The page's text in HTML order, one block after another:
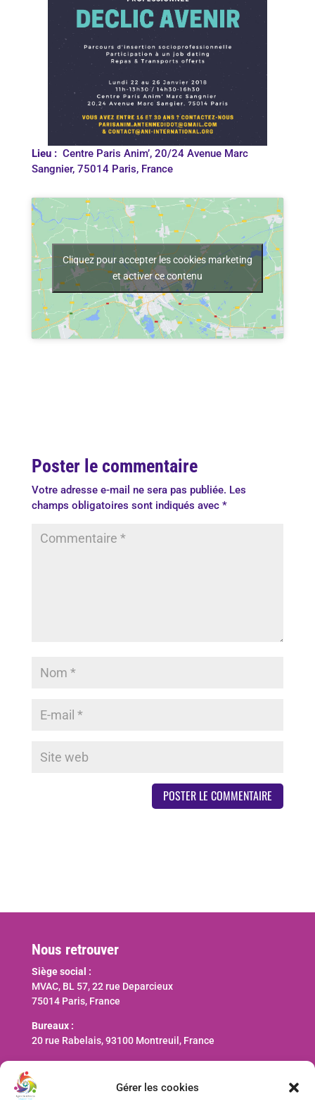
Gérer les cookies
Lieu :Centre Paris Anim’, 20/24 Avenue Marc
Sangnier, 75014 Paris, France
Cliquez pour accepter les cookies marketing
et activer ce contenu
Poster le commentaire
Votre adresse e-mail ne sera pas publiée. Les
champs obligatoires sont indiqués avec *
Nous retrouver
Siège social :
MVAC, BL 57, 22 rue Deparcieux
75014 Paris, France
Bureaux :
20 rue Rabelais, 93100 Montreuil, France
Nous contacter